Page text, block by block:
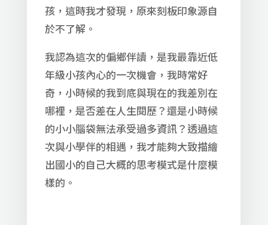
孩，這時我才發現，原來刻板印象源自
於不了解。
我認為這次的偏鄉伴讀，是我最靠近低
年級小孩內心的一次機會，我時常好
奇，小時候的我到底與現在的我差別在
哪裡，是否差在人生閱歷？還是小時候
的小小腦袋無法承受過多資訊？透過這
次與小學伴的相遇，我才能夠大致描繪
出國小的自己大概的思考模式是什麼模
樣的。